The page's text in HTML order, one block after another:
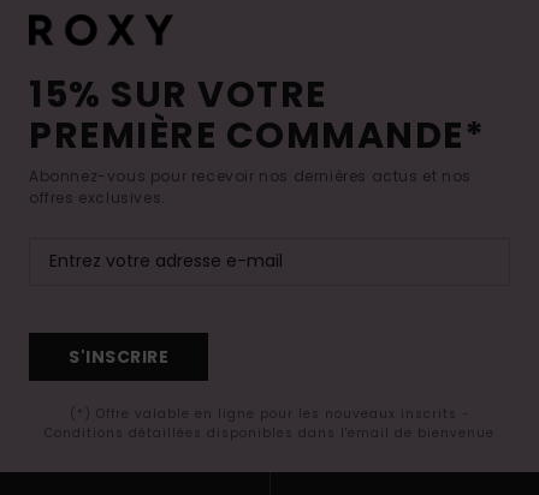
15% SUR VOTRE
PREMIÈRE COMMANDE*
Abonnez-vous pour recevoir nos dernières actus et nos
offres exclusives.
S'INSCRIRE
(*) Offre valable en ligne pour les nouveaux inscrits -
Conditions détaillées disponibles dans l'email de bienvenue